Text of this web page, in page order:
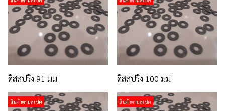
ดิสสปริง 91 มม ดิสสปริง 100 มม
สินค้าตามสเปค สินค้าตามสเปค